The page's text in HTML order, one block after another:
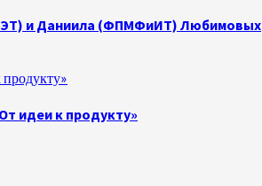
и Даниила (ФПМФиИТ) Любимовых
идеи к продукту»